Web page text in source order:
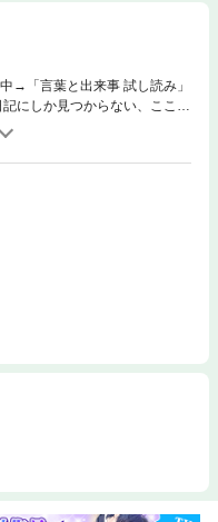
→「言葉と出来事 試し読み」
にしか見つからない、ここだ
めて住処（すみか）を与えて
の言葉には、どんな結論にも
ます。ひとの首に手をかけて
、手をかけるべき場面を挙げ
阿部 大樹（あべ・だいじ
著書に『now loading』『Fo
『国際政治における噓と曖昧
』（みすず書房）、H・S・
文庫）『精神病理学私記』
）、ヘレン・S・ペリー『ヒ